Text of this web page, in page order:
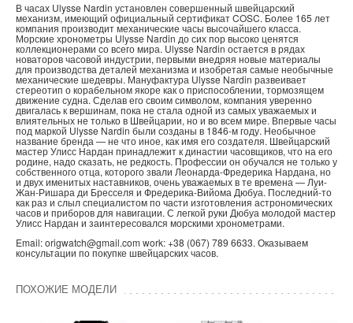
В часах Ulysse Nardin установлен совершенный швейцарский
механизм, имеющий официальный сертификат COSC. Более 165 лет
компания производит механические часы высочайшего класса.
Морские хронометры Ulysse Nardin до сих пор высоко ценятся
коллекционерами со всего мира. Ulysse Nardin остается в рядах
новаторов часовой индустрии, первыми внедряя новые материалы
для производства деталей механизма и изобретая самые необычные
механические шедевры. Мануфактура Ulysse Nardin развеивает
стереотип о корабельном якоре как о приспособлении, тормозящем
движение судна. Сделав его своим символом, компания уверенно
двигалась к вершинам, пока не стала одной из самых уважаемых и
влиятельных не только в Швейцарии, но и во всем мире. Впервые часы
под маркой Ulysse Nardin были созданы в 1846-м году. Необычное
название бренда — не что иное, как имя его создателя. Швейцарский
мастер Улисс Нардан принадлежит к династии часовщиков, что на его
родине, надо сказать, не редкость. Профессии он обучался не только у
собственного отца, которого звали Леонарда-Фредерика Нардана, но
и двух именитых наставников, очень уважаемых в те времена — Луи-
Жан-Ришара ди Бресселя и Фредерика-Вийома Дюбуа. Последний-то
как раз и слыл специалистом по части изготовления астрономических
часов и приборов для навигации. С легкой руки Дюбуа молодой мастер
Улисс Нардан и заинтересовался морскими хронометрами.
Email: origwatch@gmail.com work: +38 (067) 789 6633. Оказываем
консультации по покупке швейцарских часов.
ПОХОЖИЕ МОДЕЛИ